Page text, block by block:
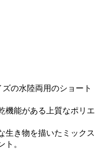
の水陸両用のショート
機能がある上質なポリエ
生き物を描いたミックス
。